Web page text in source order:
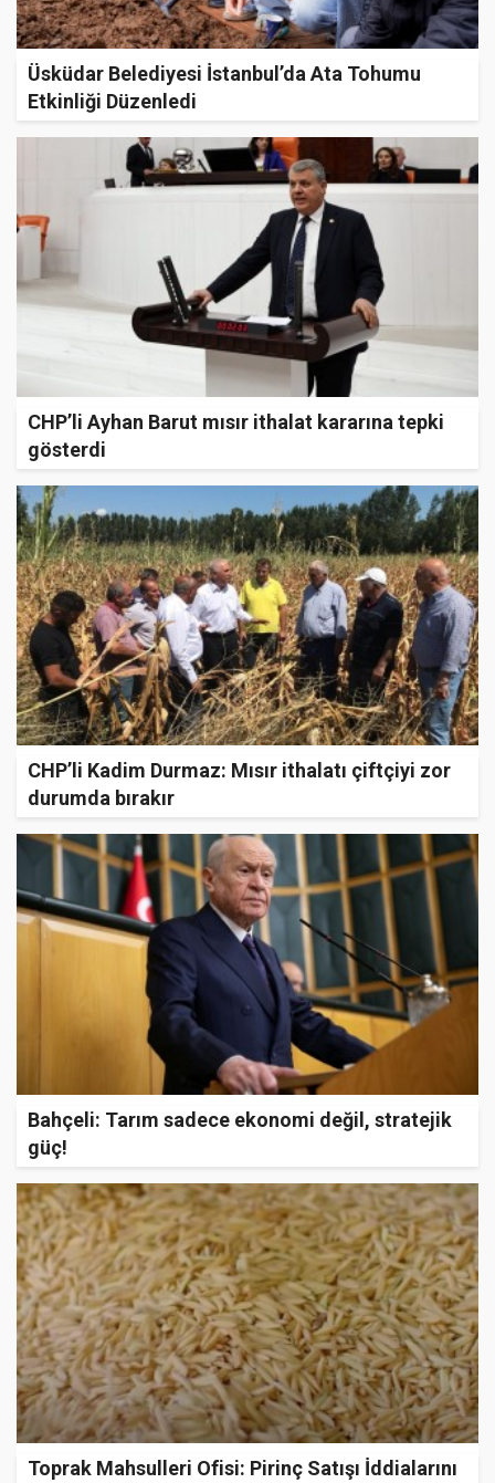
Üsküdar Belediyesi İstanbul’da Ata Tohumu
Etkinliği Düzenledi
CHP’li Ayhan Barut mısır ithalat kararına tepki
gösterdi
CHP’li Kadim Durmaz: Mısır ithalatı çiftçiyi zor
durumda bırakır
Bahçeli: Tarım sadece ekonomi değil, stratejik
güç!
Toprak Mahsulleri Ofisi: Pirinç Satışı İddialarını